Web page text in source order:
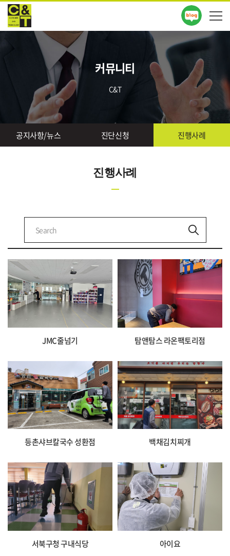
커뮤니티
C&T
공지사항/뉴스 진단신청 진행사례
진행사례
JMC줄넘기 탐앤탐스 라온팩토리점
등촌샤브칼국수 성환점 백채김치찌개
서북구청 구내식당 아이요